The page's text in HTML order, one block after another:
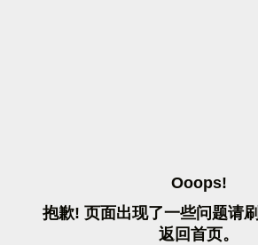
OOOPS!
抱歉! 页面出现了一些问题请刷
返 回首页。